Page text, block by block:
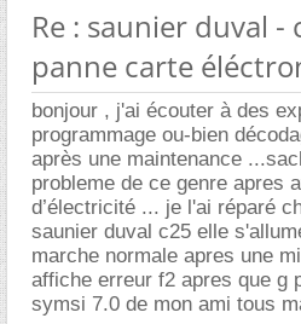
Re : saunier duval
panne carte
bonjour , j'ai écouter à des
programmage ou-bien
après une maintenance
probleme de ce genre apres
d’électricité ... je l'ai réparé
saunier duval c25 elle
marche normale apres une
affiche erreur f2 apres que g
symsi 7.0 de mon ami tous